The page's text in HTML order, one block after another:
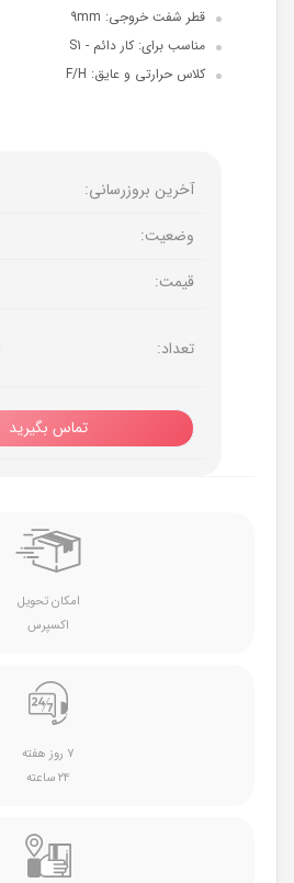
قطر شفت خروجی: 9mm
مناسب برای: کار دائم - S1
کلاس حرارتی و عایق: F/H
آخرین بروزرسانی:
وضعیت:
قیمت:
تعداد:
تماس بگیرید
امکان تحویل
اکسپرس
۷ روز هفته
۲۴ ساعته